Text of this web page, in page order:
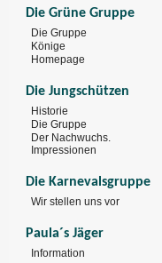
Die Grüne Gruppe
Die Gruppe
Könige
Homepage
Die Jungschützen
Historie
Die Gruppe
Der Nachwuchs.
Impressionen
Die Karnevalsgruppe
Wir stellen uns vor
Paula´s Jäger
Information